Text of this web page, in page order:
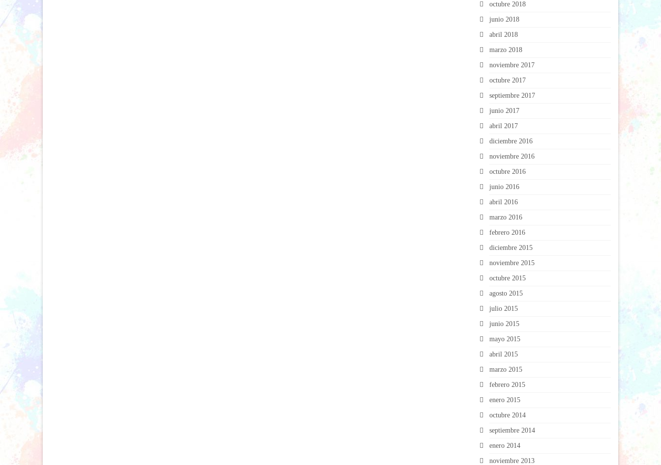
octubre 2018
junio 2018
abril 2018
marzo 2018
noviembre 2017
octubre 2017
septiembre 2017
junio 2017
abril 2017
diciembre 2016
noviembre 2016
octubre 2016
junio 2016
abril 2016
marzo 2016
febrero 2016
diciembre 2015
noviembre 2015
octubre 2015
agosto 2015
julio 2015
junio 2015
mayo 2015
abril 2015
marzo 2015
febrero 2015
enero 2015
octubre 2014
septiembre 2014
enero 2014
noviembre 2013